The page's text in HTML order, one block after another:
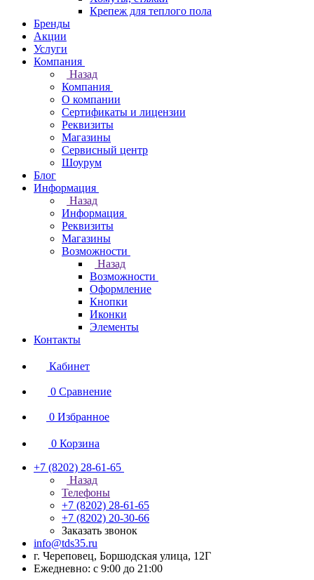
Крепеж для теплого пола
Бренды
Акции
Услуги
Компания
Назад
Компания
О компании
Сертификаты и лицензии
Реквизиты
Магазины
Сервисный центр
Шоурум
Блог
Информация
Назад
Информация
Реквизиты
Магазины
Возможности
Назад
Возможности
Оформление
Кнопки
Иконки
Элементы
Контакты
Кабинет
0 Сравнение
0 Избранное
0 Корзина
+7 (8202) 28‑61-65
Назад
Телефоны
+7 (8202) 28‑61-65
+7 (8202) 20‑30-66
Заказать звонок
info@tds35.ru
г. Череповец, Боршодская улица, 12Г
Ежедневно: с 9:00 до 21:00